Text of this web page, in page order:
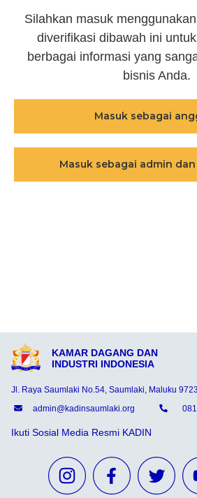
Silahkan masuk
diverifikasi dibawah ini
berbagai informasi yang
bisnis Anda.
Masuk sebagai
Masuk sebagai admin
KAMAR DAGANG DAN
INDUSTRI INDONESIA
Jl. Raya Saumlaki No.54, Saumlaki, Maluku
admin@kadinsaumlaki.org
Ikuti Sosial Media Resmi KADIN